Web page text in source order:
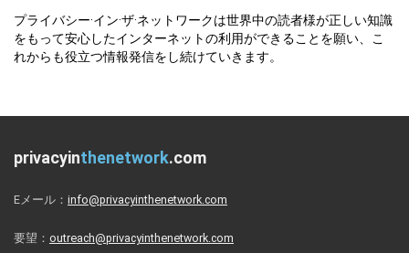
プライバシー·イン·ザ·ネットワークは世界中の読者様が正しい知識
をもって安心したインターネットの利用ができることを願い、こ
れからも役立つ情報発信をし続けていきます。
privacyinthenetwork.com
Eメール： info@privacyinthenetwork.com
要望： outreach@privacyinthenetwork.com